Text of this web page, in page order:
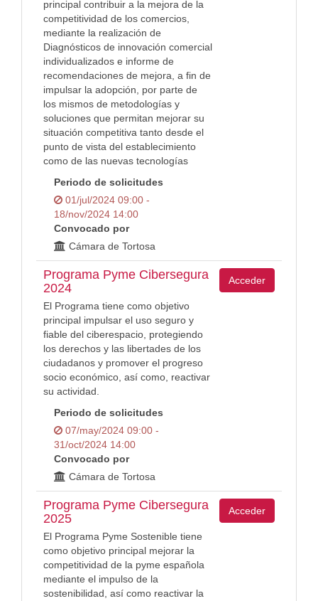
principal contribuir a la mejora de la
competitividad de los comercios,
mediante la realización de
Diagnósticos de innovación comercial
individualizados e informe de
recomendaciones de mejora, a fin de
impulsar la adopción, por parte de
los mismos de metodologías y
soluciones que permitan mejorar su
situación competitiva tanto desde el
punto de vista del establecimiento
como de las nuevas tecnologías
Periodo de solicitudes
01/jul/2024 09:00 -
18/nov/2024 14:00
Convocado por
Cámara de Tortosa
Programa Pyme Cibersegura
2024
El Programa tiene como objetivo
principal impulsar el uso seguro y
fiable del ciberespacio, protegiendo
los derechos y las libertades de los
ciudadanos y promover el progreso
socio económico, así como, reactivar
su actividad.
Periodo de solicitudes
07/may/2024 09:00 -
31/oct/2024 14:00
Convocado por
Cámara de Tortosa
Acceder
Programa Pyme Cibersegura
2025
El Programa Pyme Sostenible tiene
como objetivo principal mejorar la
competitividad de la pyme española
mediante el impulso de la
sostenibilidad, así como reactivar la
Acceder